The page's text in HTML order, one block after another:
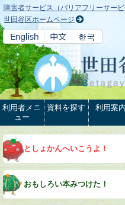
本文へ
障害者サービス（バリアフリーサービ
世田谷区ホームページ
利用者メニ
ュー
資料を探す 利用案内
としょかんへいこうよ！
おもしろい本みつけた！